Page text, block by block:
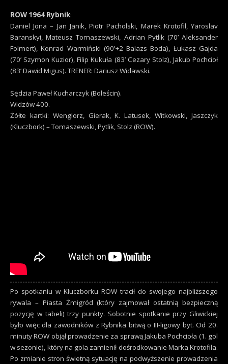
ROW 1964 Rybnik:
Daniel Jona – Jan Janik, Piotr Pacholski, Marek Krotofil, Yaroslav
Baranskyi, Mateusz Tomaszewski, Adrian Pytlik (70’ Aleksander
Folmert), Konrad Warmiński (90’+2 Balazs Boda), Łukasz Gajda
(70’ Szymon Kuzior), Filip Kukuła (83’ Cezary Stolz), Jakub Pochcioł
(83’ Dawid Migus). TRENER: Dariusz Widawski.
Sędzia Paweł Kucharczyk (Boleścin).
Widzów 400.
Żółte kartki: Wenglorz, Gierak, K. Latusek, Witkowski, Jaszczyk
(Kluczbork) – Tomaszewski, Pytlik, Stolz (ROW).
Po spotkaniu w Kluczborku ROW tracił do swojego najbliższego
rywala – Piasta Żmigród (który zajmował ostatnią bezpieczną
pozycję w tabeli) trzy punkty. Sobotnie spotkanie przy Gliwickiej
było więc dla zawodników z Rybnika bitwą o III-ligowy byt. Od 20.
minuty ROW objął prowadzenie za sprawą Jakuba Pochcioła (1. gol
w sezonie), który na gola zamienił dośrodkowanie Marka Krotofila.
Po zmianie stron świetną sytuację na podwyższenie prowadzenia